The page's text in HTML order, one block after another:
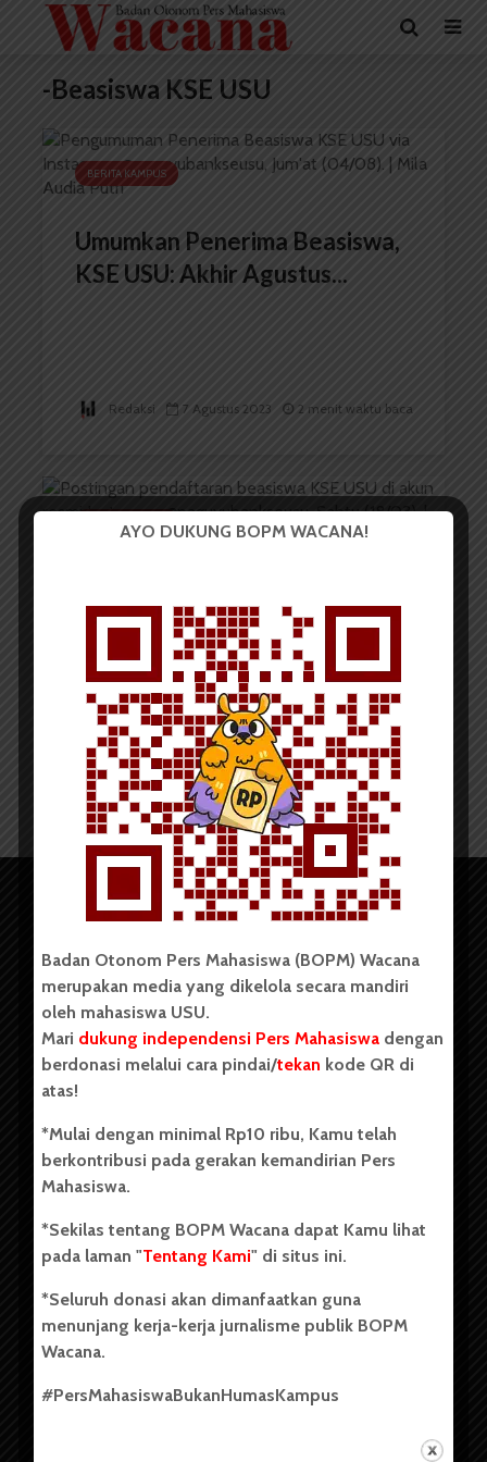
-Beasiswa KSE USU
BERITA KAMPUS
Umumkan Penerima Beasiswa,
KSE USU: Akhir Agustus...
Redaksi 7 Agustus 2023 2 menit waktu baca
Beasiswa Gelombang I...
Redaksi 18 Maret 2023 2 menit waktu baca
Copyright © 2023. All rights reserved BOPM WACANA.
Badan Otonom Pers Mahasiswa (BOPM) Wacana merupakan
pers mahasiswa yang berdiri di luar kampus dan dikelola
(USU). Sebelumnya BOPM Wacana merupakan salah satu
Unit Kegiatan Mahasiswa (UKM) di Universitas Sumatera
berdiri pada 1 Juli 1995.
Tentang Kami
AYO DUKUNG BOPM WACANA!
Badan Otonom Pers Mahasiswa (BOPM) Wacana
merupakan media yang dikelola secara mandiri
oleh mahasiswa USU.
Mari dukung independensi Pers Mahasiswa dengan
berdonasi melalui cara pindai/tekan kode QR di
atas!
*Mulai dengan minimal Rp10 ribu, Kamu telah
berkontribusi pada gerakan kemandirian Pers
Mahasiswa.
*Sekilas tentang BOPM Wacana dapat Kamu lihat
pada laman "Tentang Kami" di situs ini.
*Seluruh donasi akan dimanfaatkan guna
menunjang kerja-kerja jurnalisme publik BOPM
Wacana.
#PersMahasiswaBukanHumasKampus